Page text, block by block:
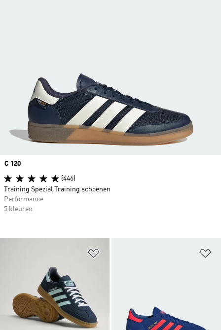
Price
€ 120
(446)
Training Spezial Training schoenen
Performance
5 kleuren